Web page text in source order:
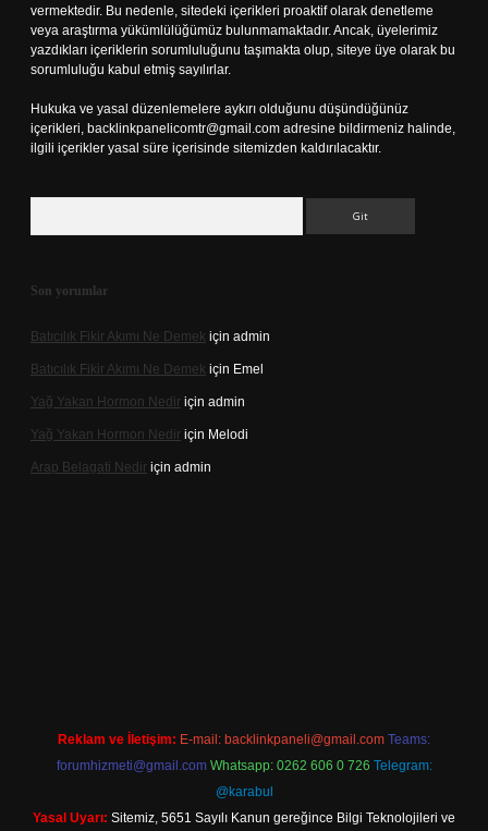
vermektedir. Bu nedenle, sitedeki içerikleri proaktif olarak denetleme
veya araştırma yükümlülüğümüz bulunmamaktadır. Ancak, üyelerimiz
yazdıkları içeriklerin sorumluluğunu taşımakta olup, siteye üye olarak bu
sorumluluğu kabul etmiş sayılırlar.
Hukuka ve yasal düzenlemelere aykırı olduğunu düşündüğünüz
içerikleri, backlinkpanelicomtr@gmail.com adresine bildirmeniz halinde,
ilgili içerikler yasal süre içerisinde sitemizden kaldırılacaktır.
Son yorumlar
Batıcılık Fikir Akımı Ne Demek için admin
Batıcılık Fikir Akımı Ne Demek için Emel
Yağ Yakan Hormon Nedir için admin
Yağ Yakan Hormon Nedir için Melodi
Arap Belagati Nedir için admin
Reklam ve İletişim: E-mail: backlinkpaneli@gmail.com Teams:
forumhizmeti@gmail.com Whatsapp: 0262 606 0 726 Telegram:
@karabul
Yasal Uyarı: Sitemiz, 5651 Sayılı Kanun gereğince Bilgi Teknolojileri ve